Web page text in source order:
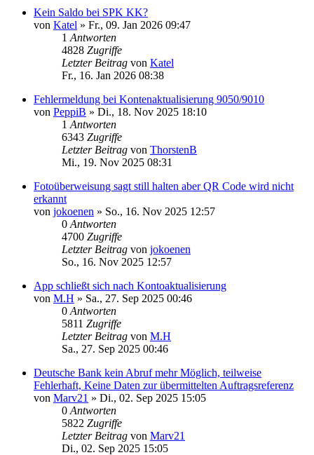
Kein Saldo bei SPK KK?
von Katel » Fr., 09. Jan 2026 09:47
1 Antworten
4828 Zugriffe
Letzter Beitrag von Katel
Fr., 16. Jan 2026 08:38
Fehlermeldung bei Kontenaktualisierung 9050/9010
von PeppiB » Di., 18. Nov 2025 18:10
1 Antworten
6343 Zugriffe
Letzter Beitrag von ThorstenB
Mi., 19. Nov 2025 08:31
Fotoüberweisung sagt still halten aber QR Code wird nicht
erkannt
von jokoenen » So., 16. Nov 2025 12:57
0 Antworten
4700 Zugriffe
Letzter Beitrag von jokoenen
So., 16. Nov 2025 12:57
App schließt sich nach Kontoaktualisierung
von M.H » Sa., 27. Sep 2025 00:46
0 Antworten
5811 Zugriffe
Letzter Beitrag von M.H
Sa., 27. Sep 2025 00:46
Deutsche Bank kein Abruf mehr Möglich, teilweise
Fehlerhaft, Keine Daten zur übermittelten Auftragsreferenz
von Marv21 » Di., 02. Sep 2025 15:05
0 Antworten
5822 Zugriffe
Letzter Beitrag von Marv21
Di., 02. Sep 2025 15:05